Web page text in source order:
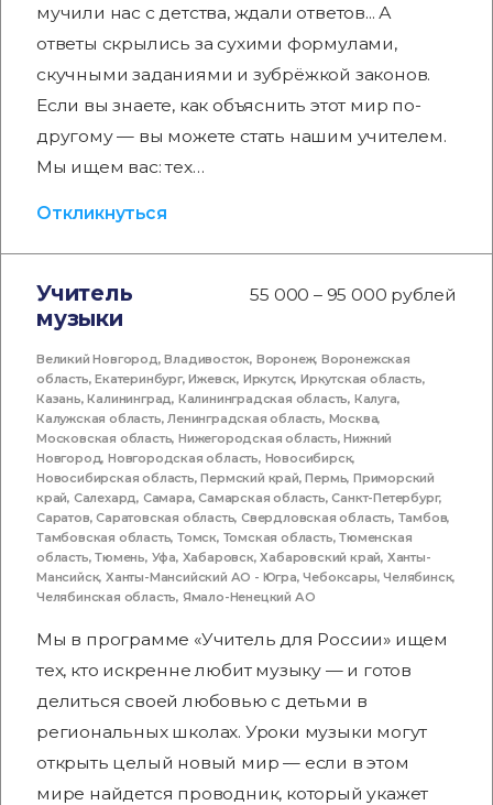
мучили нас с детства, ждали ответов... А
ответы скрылись за сухими формулами,
скучными заданиями и зубрёжкой законов.
Если вы знаете, как объяснить этот мир по-
другому — вы можете стать нашим учителем.
Мы ищем вас: тех…
Откликнуться
Учитель
музыки
55 000 – 95 000 рублей
Великий Новгород,Владивосток, Воронеж,Воронежская
область,Екатеринбург,Ижевск, Иркутск,Иркутская область,
Казань,Калининград, Калининградская область, Калуга,
Калужская область,Ленинградская область, Москва,
Московская область,Нижегородская область,Нижний
Новгород,Новгородская область, Новосибирск,
Новосибирская область,Пермский край,Пермь,Приморский
край, Салехард, Самара,Самарская область,Санкт-Петербург,
Саратов,Саратовская область,Свердловская область, Тамбов,
Тамбовская область,Томск, Томская область,Тюменская
область,Тюмень, Уфа, Хабаровск,Хабаровский край, Ханты-
Мансийск,Ханты-Мансийский АО - Югра,Чебоксары,Челябинск,
Челябинская область, Ямало-Ненецкий АО
Мы в программе «Учитель для России» ищем
тех, кто искренне любит музыку — и готов
делиться своей любовью с детьми в
региональных школах. Уроки музыки могут
открыть целый новый мир — если в этом
мире найдется проводник, который укажет